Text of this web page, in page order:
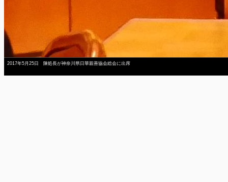
2017年5月25日 陳処長が神奈川県日華親善協会総会に出席